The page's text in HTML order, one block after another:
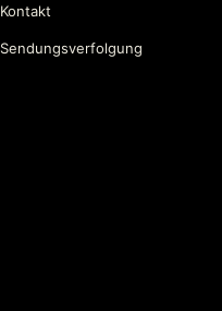
Kontakt
Sendungsverfolgung